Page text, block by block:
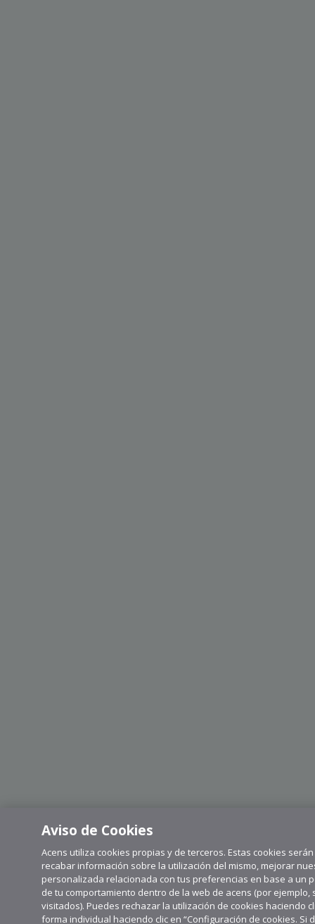
Aviso de Cookies
Acens utiliza cookies propias y de terceros. Estas cookies
recabar información sobre la utilización del mismo, mejorar
personalizada relacionada con tus preferencias en base a un
de tu comportamiento dentro de la web de acens (por
visitados). Puedes rechazar la utilización de cookies haciendo
forma individual haciendo clic en “Configuración de cookies.